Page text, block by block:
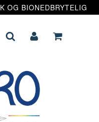
OG BIONEDBRYTELIG